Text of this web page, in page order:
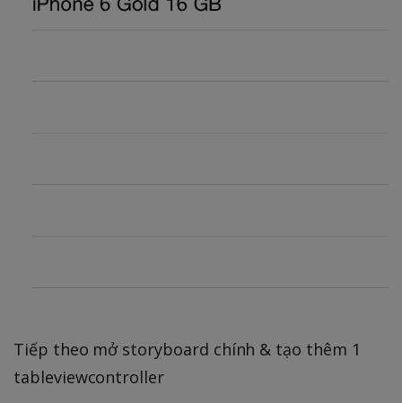
Tiếp theo mở storyboard chính & tạo thêm 1
tableviewcontroller